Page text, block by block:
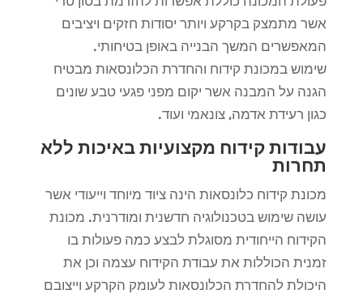
אשר מתמצק בקרקע ויותר יסודות חזקים ויציבים
המאפשרים המשך הבנייה באופן בטיחותי.
שימוש במכונת קידוח והחדרת הכלונסאות מבטיח
הגנה על המבנה אשר יקום מפני פגעי טבע שונים
כגון רעידת אדמה, צונאמי ועוד.
עבודות קידוח מקצועיות באיכות ללא
תחרות
מכונת קידוח כלונסאות הינה ציוד מיוחד וייעודי אשר
עושה שימוש בטכנולוגיה חדשנית ומודרנית. מכונת
הקידוח הייחודית מסוגלת לבצע כמה פעולות בו
זמנית הכוללות את עבודת הקידוח עצמה וכן את
היכולת להחדרת הכלונסאות לעומק הקרקע וייצובם